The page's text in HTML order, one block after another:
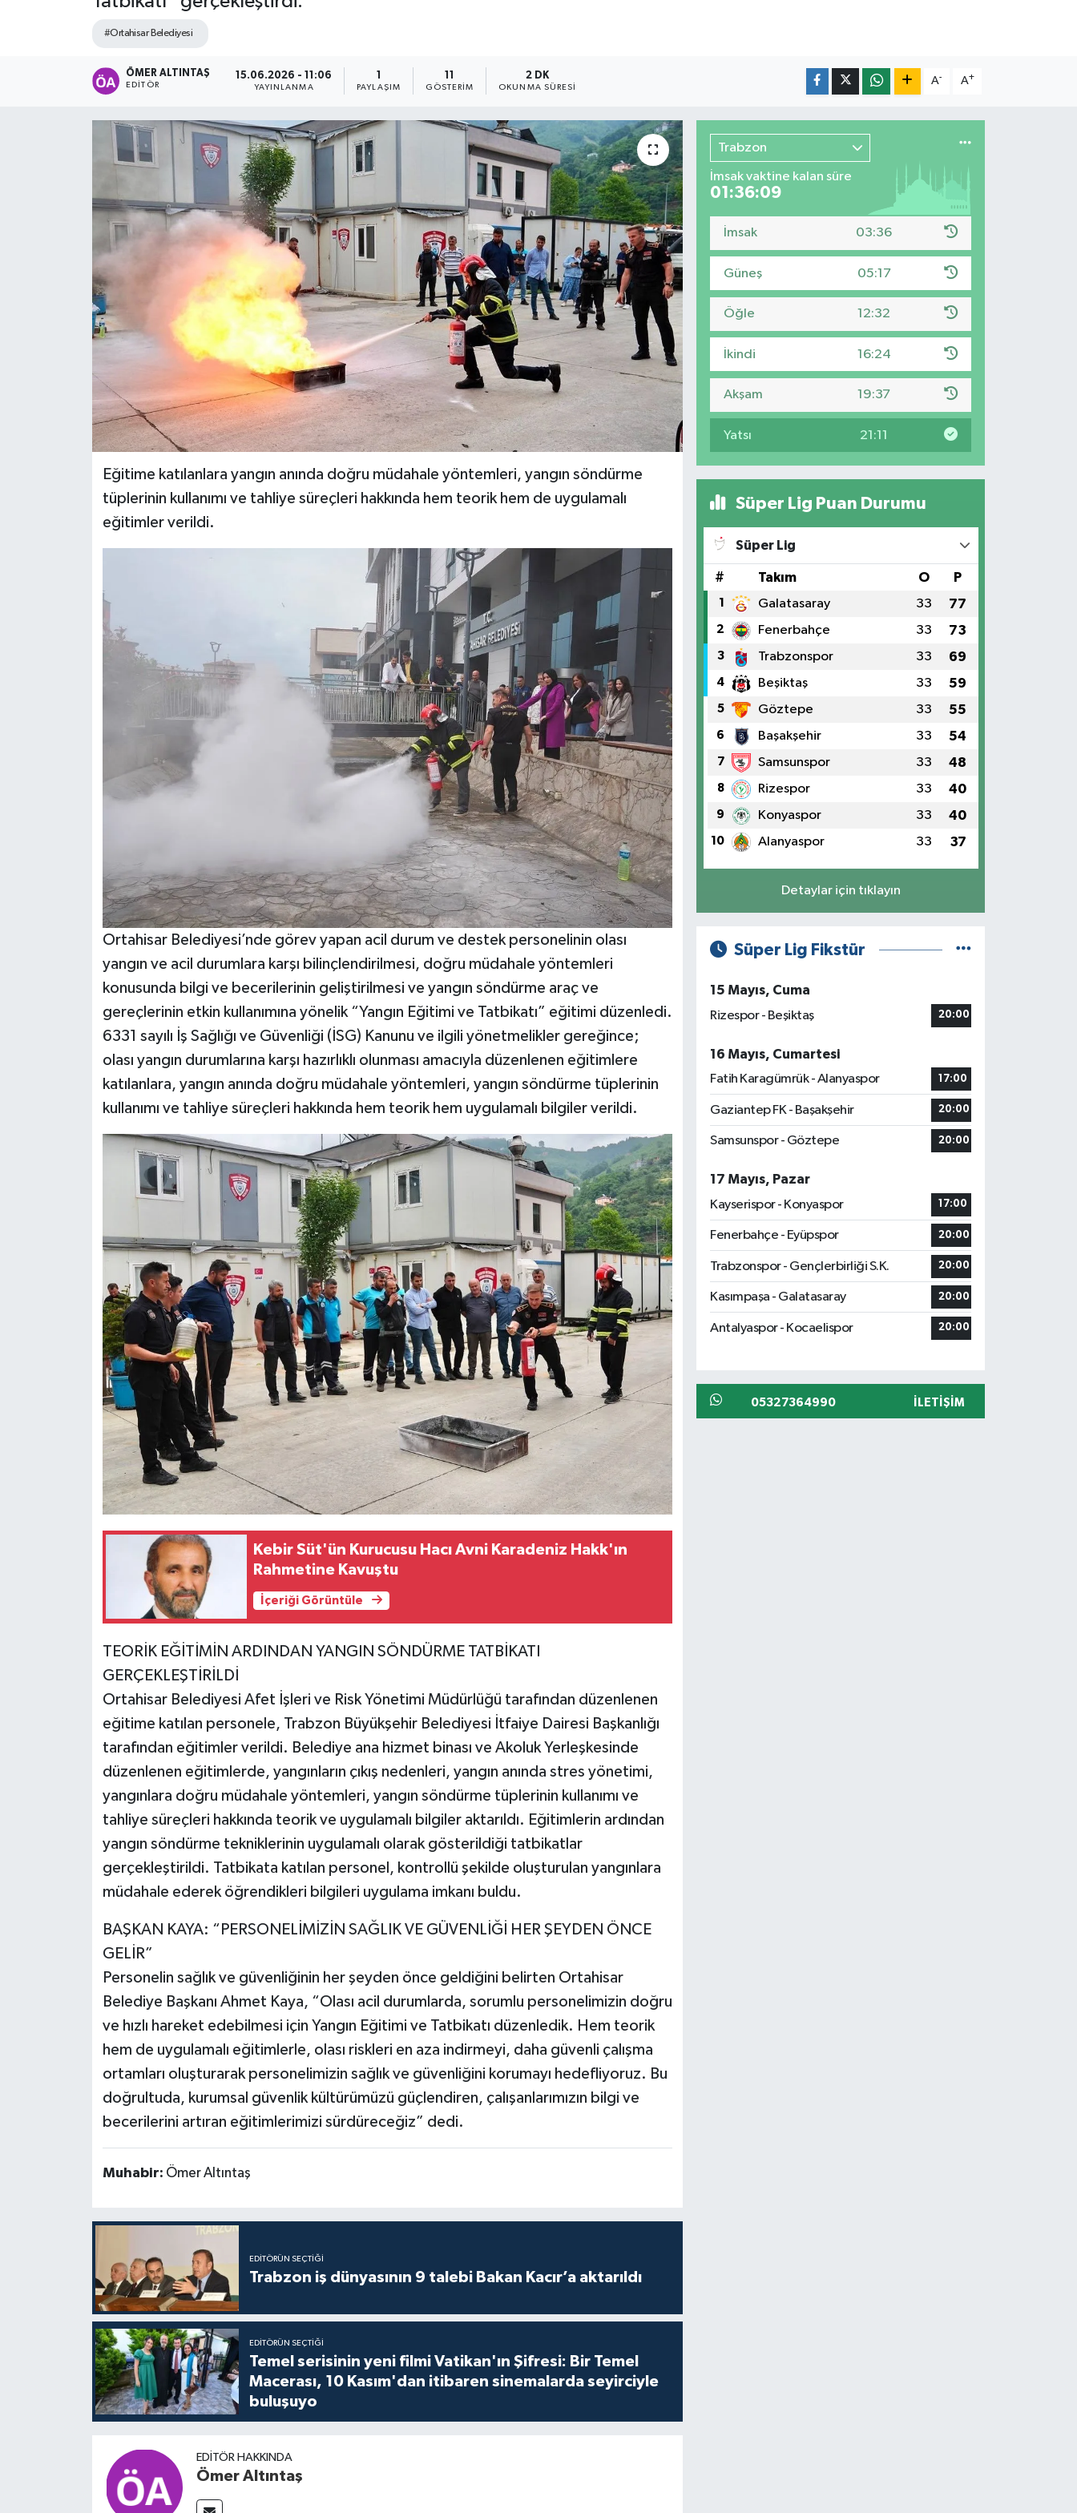
#Ortahisar Belediyesi
ÖMER ALTINTAŞ
EDITÖR
15.06.2026 - 11:06
YAYINLANMA
1
PAYLAŞIM
11
GÖSTERIM
2 DK
OKUNMA SÜRESI
A- A+
Eğitime katılanlara yangın anında doğru müdahale yöntemleri, yangın söndürme
tüplerinin kullanımı ve tahliye süreçleri hakkında hem teorik hem de uygulamalı
eğitimler verildi.
Ortahisar Belediyesi’nde görev yapan acil durum ve destek personelinin olası
yangın ve acil durumlara karşı bilinçlendirilmesi, doğru müdahale yöntemleri
konusunda bilgi ve becerilerinin geliştirilmesi ve yangın söndürme araç ve
gereçlerinin etkin kullanımına yönelik “Yangın Eğitimi ve Tatbikatı” eğitimi düzenledi.
6331 sayılı İş Sağlığı ve Güvenliği (İSG) Kanunu ve ilgili yönetmelikler gereğince;
olası yangın durumlarına karşı hazırlıklı olunması amacıyla düzenlenen eğitimlere
katılanlara, yangın anında doğru müdahale yöntemleri, yangın söndürme tüplerinin
kullanımı ve tahliye süreçleri hakkında hem teorik hem uygulamalı bilgiler verildi.
Kebir Süt'ün Kurucusu Hacı Avni Karadeniz Hakk'ın
Rahmetine Kavuştu
İçeriği Görüntüle
TEORİK EĞİTİMİN ARDINDAN YANGIN SÖNDÜRME TATBİKATI
GERÇEKLEŞTİRİLDİ
Ortahisar Belediyesi Afet İşleri ve Risk Yönetimi Müdürlüğü tarafından düzenlenen
eğitime katılan personele, Trabzon Büyükşehir Belediyesi İtfaiye Dairesi Başkanlığı
tarafından eğitimler verildi. Belediye ana hizmet binası ve Akoluk Yerleşkesinde
düzenlenen eğitimlerde, yangınların çıkış nedenleri, yangın anında stres yönetimi,
yangınlara doğru müdahale yöntemleri, yangın söndürme tüplerinin kullanımı ve
tahliye süreçleri hakkında teorik ve uygulamalı bilgiler aktarıldı. Eğitimlerin ardından
yangın söndürme tekniklerinin uygulamalı olarak gösterildiği tatbikatlar
gerçekleştirildi. Tatbikata katılan personel, kontrollü şekilde oluşturulan yangınlara
müdahale ederek öğrendikleri bilgileri uygulama imkanı buldu.
BAŞKAN KAYA: “PERSONELİMİZİN SAĞLIK VE GÜVENLİĞİ HER ŞEYDEN ÖNCE
GELİR”
Personelin sağlık ve güvenliğinin her şeyden önce geldiğini belirten Ortahisar
Belediye Başkanı Ahmet Kaya, “Olası acil durumlarda, sorumlu personelimizin doğru
ve hızlı hareket edebilmesi için Yangın Eğitimi ve Tatbikatı düzenledik. Hem teorik
hem de uygulamalı eğitimlerle, olası riskleri en aza indirmeyi, daha güvenli çalışma
ortamları oluşturarak personelimizin sağlık ve güvenliğini korumayı hedefliyoruz. Bu
doğrultuda, kurumsal güvenlik kültürümüzü güçlendiren, çalışanlarımızın bilgi ve
becerilerini artıran eğitimlerimizi sürdüreceğiz” dedi.
Muhabir: Ömer Altıntaş
EDITÖRÜN SEÇTIĞI
Trabzon iş dünyasının 9 talebi Bakan Kacır’a aktarıldı
EDITÖRÜN SEÇTIĞI
Temel serisinin yeni filmi Vatikan'ın Şifresi: Bir Temel
Macerası, 10 Kasım'dan itibaren sinemalarda seyirciyle
buluşuyo
EDITÖR HAKKINDA
Ömer Altıntaş
Trabzon
İmsak vaktine kalan süre
01:36:07
İmsak 03:36
Güneş 05:17
Öğle 12:32
İkindi 16:24
Akşam 19:37
Yatsı 21:11
Süper Lig Puan Durumu
Süper Lig
# Takım O P
1 Galatasaray 33 77
2 Fenerbahçe 33 73
3 Trabzonspor 33 69
4 Beşiktaş 33 59
5 Göztepe 33 55
6 Başakşehir 33 54
7 Samsunspor 33 48
8 Rizespor 33 40
9 Konyaspor 33 40
10 Alanyaspor 33 37
Detaylar için tıklayın
Süper Lig Fikstür
15 Mayıs, Cuma
Rizespor - Beşiktaş
20:00
16 Mayıs, Cumartesi
Fatih Karagümrük - Alanyaspor
17:00
Gaziantep FK - Başakşehir 20:00
Samsunspor - Göztepe 20:00
17 Mayıs, Pazar
Kayserispor - Konyaspor
17:00
Fenerbahçe - Eyüpspor 20:00
Trabzonspor - Gençlerbirliği S.K. 20:00
Kasımpaşa - Galatasaray 20:00
Antalyaspor - Kocaelispor 20:00
05327364990 İLETIŞIM